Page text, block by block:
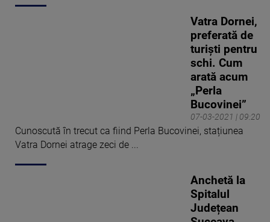
07-03-2021 | 09:20
Vatra Dornei,
preferată de
turiști pentru
schi. Cum
arată acum
„Perla
Bucovinei”
Cunoscută în trecut ca fiind Perla Bucovinei, stațiunea
Vatra Dornei atrage zeci de ...
Anchetă la
Spitalul
Județean